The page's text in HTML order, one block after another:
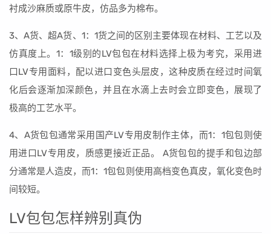
衬成沙麻质或原牛皮，仿品多为棉布。
3、A货、超A货、1：1货之间的区别主要体现在材料、工艺以及
仿真度上。1：1级别的LV包包在材料选择上极为考究，采用进
口LV专用面料，配以进口变色头层皮，这种皮质在经过时间氧
化后会逐渐加深颜色，并且在水滴上去时会立即变色，展现了
极高的工艺水平。
4、A货包包通常采用国产LV专用皮制作主体，而1：1包包则使
用进口LV专用皮，质感更接近正品。 A货包包的提手和包边部
分通常是人造皮，而1：1包包则使用高档变色真皮，氧化变色时
间较短。
LV包包怎样辨别真伪